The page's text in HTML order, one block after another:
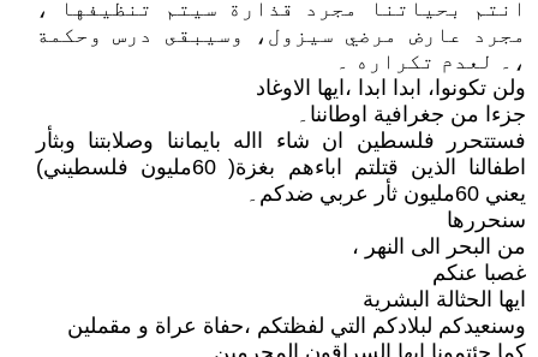
انتم بحياتنا مجرد قذارة سيتم تنظيفها ،
مجرد عارض مرضي سيزول، وسيبقى درس وحكمة
،۔ لعدم تكراره ۔
ولن تكونوا، ابدا ابدا ،ايها الاوغاد
جزءا من جغرافية اوطاننا۔
فستتحرر فلسطين ان شاء االه بايماننا وصلابتنا وبثأر
اطفالنا الذين قتلتم اباءهم بغزة( 60مليون فلسطيني)
يعني 60مليون ثأر عربي ضدكم۔
سنحررها
من البحر الى النهر ،
غصبا عنكم
ايها الحثالة البشرية
وسنعيدكم لبلادكم التي لفظتكم ،حفاة عراة و مقملين